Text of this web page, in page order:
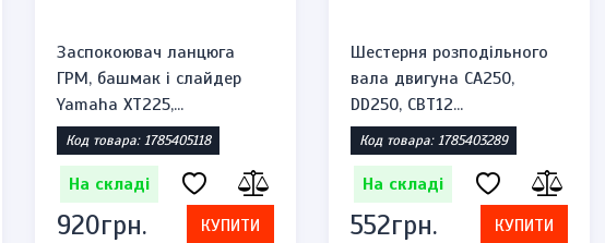
Заспокоювач ланцюга
ГРМ, башмак і слайдер
Yamaha XT225,...
Код товара: 1785405118
На складі
920грн. КУПИТИ
Шестерня розподільного
вала двигуна CA250,
DD250, CBT12...
Код товара: 1785403289
На складі
552грн. КУПИТИ